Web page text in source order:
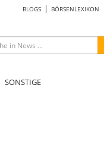
BLOGS BÖRSENLEXIKON
SONSTIGE